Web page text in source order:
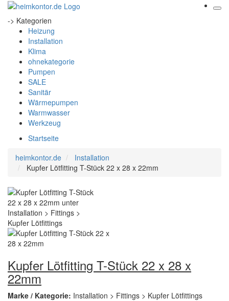
-> Kategorien
Heizung
Installation
Klima
ohnekategorie
Pumpen
SALE
Sanitär
Wärmepumpen
Warmwasser
Werkzeug
Startseite
heimkontor.de
Installation
Kupfer Lötfitting T-Stück 22 x 28 x 22mm
Kupfer Lötfitting T-Stück 22 x 28 x
22mm
Marke / Kategorie: Installation > Fittings > Kupfer Lötfittings